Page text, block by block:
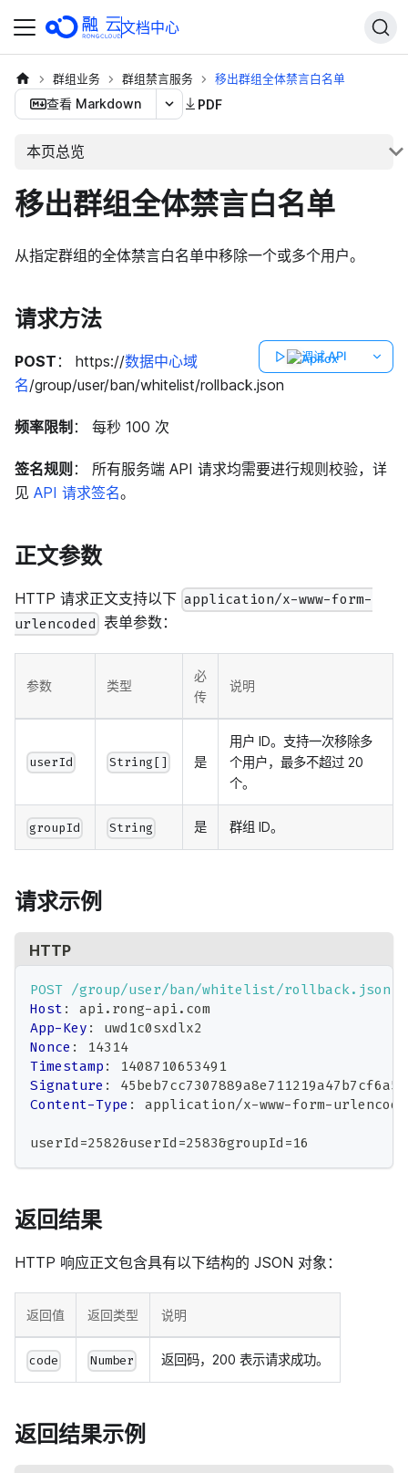
文档中心
群组业务 群组禁言服务 移出群组全体禁言白名单
查看 Markdown PDF
本页总览
移出群组全体禁言白名单
从指定群组的全体禁言白名单中移除一个或多个用户。
请求方法
调试 API
POST ： https://数据中心域
名/group/user/ban/whitelist/rollback.json
频率限制 ： 每秒 100 次
签名规则 ： 所有服务端 API 请求均需要进行规则校验，详
见 API 请求签名。
正文参数
HTTP 请求正文支持以下 application/x-www-form-
urlencoded 表单参数：
参数 类型
必
传
说明
userId String[] 是
用户 ID。支持一次移除多
个用户，最多不超过 20
个。
groupId String 是 群组 ID。
请求示例
HTTP
POST /group/user/ban/whitelist/rollback.json
Host :
api.rong-api.com
App-Key :
uwd1c0sxdlx2
Nonce :
14314
Timestamp :
1408710653491
Signature :
Content-Type : application/x-www-form-
userId=2582&userId=2583&groupId=16
返回结果
HTTP 响应正文包含具有以下结构的 JSON 对象：
返回值 返回类型 说明
code Number 返回码，200 表示请求成功。
返回结果示例